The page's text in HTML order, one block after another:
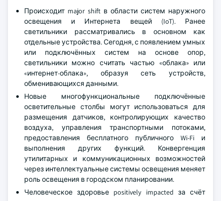
Происходит major shift в области систем наружного
освещения и Интернета вещей (IoT). Ранее
светильники рассматривались в основном как
отдельные устройства. Сегодня, с появлением умных
или подключённых систем на основе опор,
светильники можно считать частью «облака» или
«интернет-облака», образуя сеть устройств,
обменивающихся данными.
Новые многофункциональные подключённые
осветительные столбы могут использоваться для
размещения датчиков, контролирующих качество
воздуха, управления транспортными потоками,
предоставления бесплатного публичного Wi-Fi и
выполнения других функций. Конвергенция
утилитарных и коммуникационных возможностей
через интеллектуальные системы освещения меняет
роль освещения в городском планировании.
Человеческое здоровье positively impacted за счёт